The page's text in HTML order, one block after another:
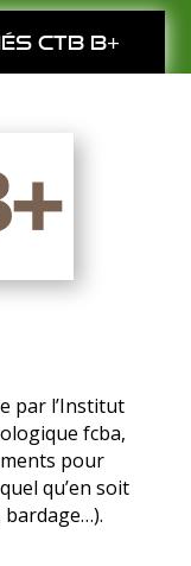
CTB B+
par l’Institut
fcba,
pour
qu’en soit
bardage…).